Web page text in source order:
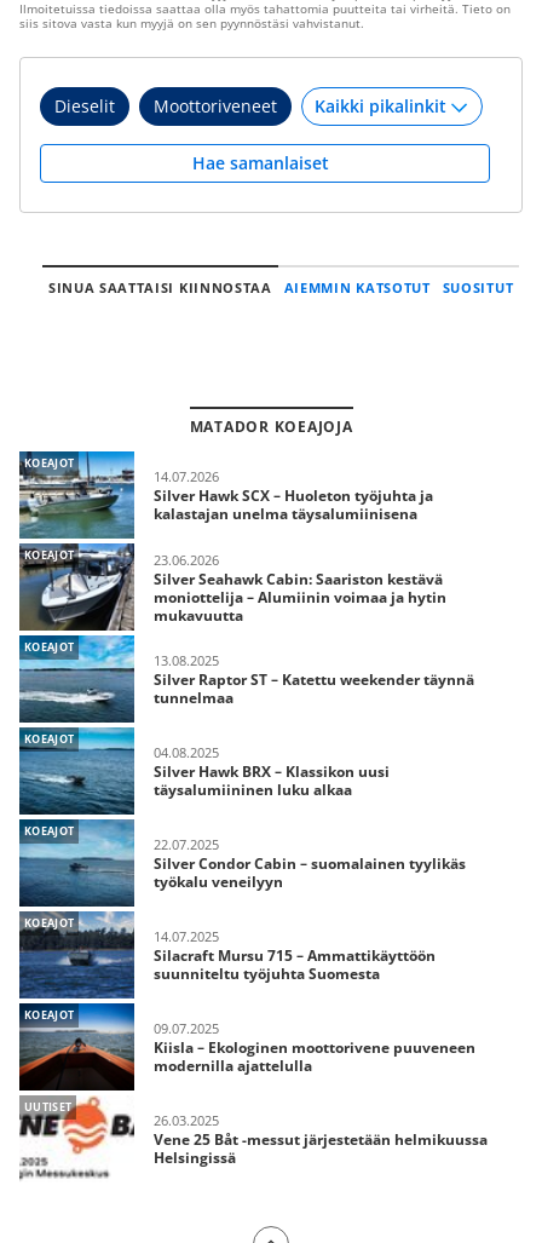
Ilmoitetuissa tiedoissa saattaa olla myös tahattomia puutteita tai virheitä. Tieto on
siis sitova vasta kun myyjä on sen pyynnöstäsi vahvistanut.
Dieselit Moottoriveneet
Hae samanlaiset
SINUA SAATTAISI KIINNOSTAA AIEMMIN KATSOTUT SUOSITUT
MATADOR KOEAJOJA
KOEAJOT
14.07.2026
Silver Hawk SCX – Huoleton työjuhta ja
kalastajan unelma täysalumiinisena
KOEAJOT 23.06.2026
Silver Seahawk Cabin: Saariston kestävä
moniottelija – Alumiinin voimaa ja hytin
mukavuutta
KOEAJOT
13.08.2025
Silver Raptor ST – Katettu weekender täynnä
tunnelmaa
KOEAJOT
04.08.2025
Silver Hawk BRX – Klassikon uusi
täysalumiininen luku alkaa
KOEAJOT
22.07.2025
Silver Condor Cabin – suomalainen tyylikäs
työkalu veneilyyn
KOEAJOT
14.07.2025
Silacraft Mursu 715 – Ammattikäyttöön
suunniteltu työjuhta Suomesta
KOEAJOT
09.07.2025
Kiisla – Ekologinen moottorivene puuveneen
modernilla ajattelulla
UUTISET
26.03.2025
Vene 25 Båt -messut järjestetään helmikuussa
Helsingissä